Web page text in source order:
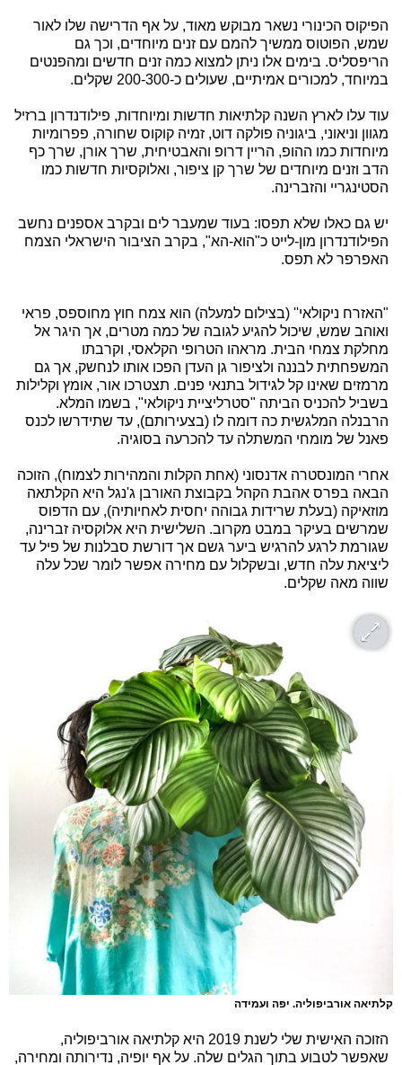
הפיקוס הכינורי נשאר מבוקש מאוד, על אף הדרישה שלו לאור
שמש, הפוטוס ממשיך להמם עם זנים מיוחדים, וכך גם
הריפסליס. בימים אלו ניתן למצוא כמה זנים חדשים ומהפנטים
במיוחד, למכורים אמיתיים, שעולים כ-200-300 שקלים.
עוד עלו לארץ השנה קלתיאות חדשות ומיוחדות, פילודנדרון ברזיל
מגוון וניאוני, ביגוניה פולקה דוט, זמיה קוקוס שחורה, פפרומיות
מיוחדות כמו ההופ, הריין דרופ והאבטיחית, שרך אורן, שרך כף
הדב וזנים מיוחדים של שרך קן ציפור, ואלוקסיות חדשות כמו
הסטינגריי והזברינה.
יש גם כאלו שלא תפסו: בעוד שמעבר לים ובקרב אספנים נחשב
הפילודנדרון מון-לייט כ"הוא-הא", בקרב הציבור הישראלי הצמח
האפרפר לא תפס.
"האזרח ניקולאי'' (בצילום למעלה) הוא צמח חוץ מחוספס, פראי
ואוהב שמש, שיכול להגיע לגובה של כמה מטרים, אך היגר אל
מחלקת צמחי הבית. מראהו הטרופי הקלאסי, וקרבתו
המשפחתית לבננה ולציפור גן העדן הפכו אותו לנחשק, אך גם
מרמזים שאינו קל לגידול בתנאי פנים. תצטרכו אור, אומץ וקלילות
בשביל להכניס הביתה "סטרליציית ניקולאי", בשמו המלא.
הרבנלה המלגשית כה דומה לו (בצעירותם), עד שתידרשו לכנס
פאנל של מומחי המשתלה עד להכרעה בסוגיה.
אחרי המונסטרה אדנסוני (אחת הקלות והמהירות לצמוח), הזוכה
הבאה בפרס אהבת הקהל בקבוצת האורבן ג'נגל היא הקלתאה
מוזאיקה (בעלת שרידות גבוהה יחסית לאחיותיה), עם הדפוס
שמרשים בעיקר במבט מקרוב. השלישית היא אלוקסיה זברינה,
שגורמת לרגע להרגיש ביער גשם אך דורשת סבלנות של פיל עד
ליציאת עלה חדש, ובשקלול עם מחירה אפשר לומר שכל עלה
שווה מאה שקלים.
קלתיאה אורביפוליה. יפה ועמידה
הזוכה האישית שלי לשנת 2019 היא קלתיאה אורביפוליה,
שאפשר לטבוע בתוך הגלים שלה. על אף יופיה, נדירותה ומחירה,